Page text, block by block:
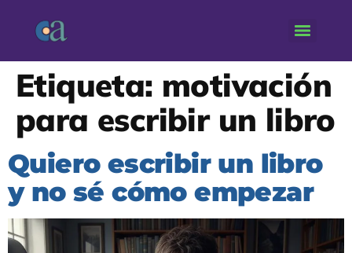
Etiqueta: motivación
para escribir un libro
Quiero escribir un libro
y no sé cómo empezar